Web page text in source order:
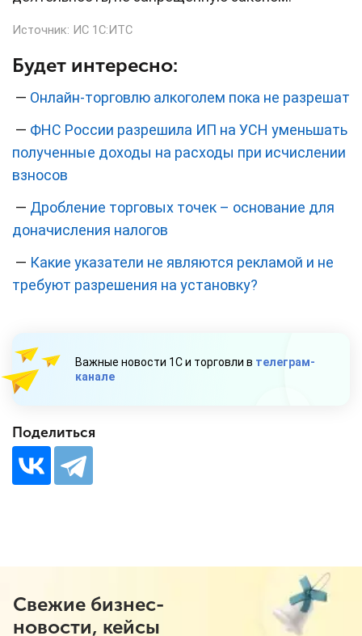
Источник: ИС 1С:ИТС
Будет интересно:
— Онлайн-торговлю алкоголем пока не разрешат
— ФНС России разрешила ИП на УСН уменьшать
полученные доходы на расходы при исчислении
взносов
— Дробление торговых точек – основание для
доначисления налогов
— Какие указатели не являются рекламой и не
требуют разрешения на установку?
Важные новости 1С и торговли в телеграм-
канале
Поделиться
Свежие бизнес-
новости, кейсы